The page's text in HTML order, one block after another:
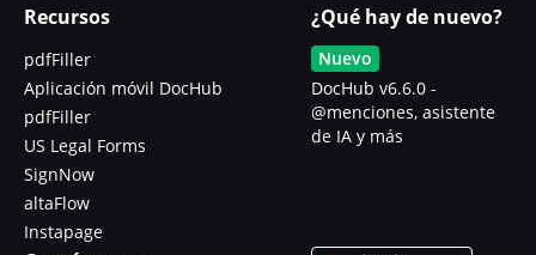
Recursos
pdfFiller
Aplicación móvil DocHub
pdfFiller
US Legal Forms
SignNow
altaFlow
Instapage
¿Qué hay de nuevo?
Nuevo
DocHub v6.6.0 -
@menciones, asistente
de IA y más